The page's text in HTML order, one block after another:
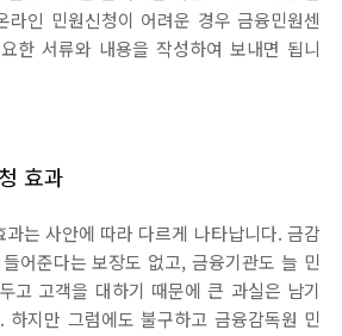
라인 민원신청이 어려운 경우 금융민원센
한 서류와 내용을 작성하여 보내면 됩니
효과
는 사안에 따라 다르게 나타납니다. 금감
어준다는 보장도 없고, 금융기관도 늘 민
고 고객을 대하기 때문에 큰 과실은 남기
지만 그럼에도 불구하고 금융감독원 민